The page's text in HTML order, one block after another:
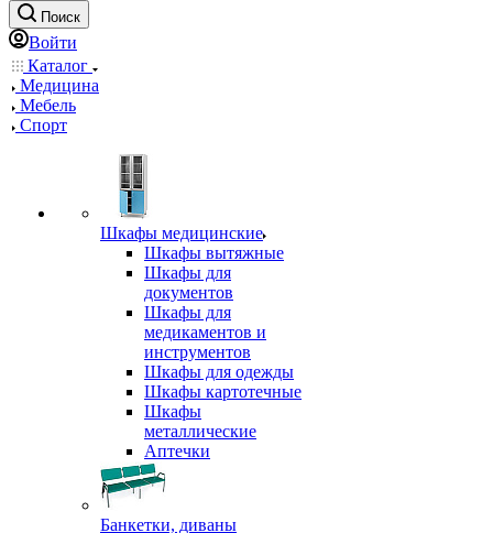
Поиск
Войти
Каталог
Медицина
Мебель
Спорт
Шкафы медицинские
Шкафы вытяжные
Шкафы для
документов
Шкафы для
медикаментов и
инструментов
Шкафы для одежды
Шкафы картотечные
Шкафы
металлические
Аптечки
Банкетки, диваны